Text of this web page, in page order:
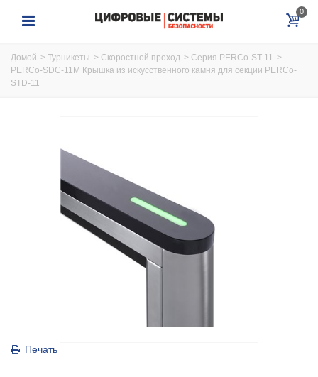
0
Домой > Турникеты > Скоростной проход > Серия PERCo-ST-11 >
PERCo-SDС-11M Крышка из искусственного камня для секции PERCo-
STD-11
Печать